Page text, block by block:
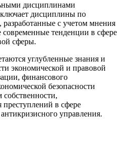
дисциплинами
дисциплины по
с учетом мнения
тенденции в сфере
сферы.
углубленные знания и
экономической и правовой
финансового
безопасности
в сфере
управления.